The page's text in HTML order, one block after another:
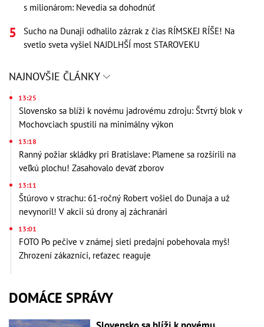
s milionárom: Nevedia sa dohodnúť
Sucho na Dunaji odhalilo zázrak z čias RÍMSKEJ RÍŠE! Na
svetlo sveta vyšiel NAJDLHŠÍ most STAROVEKU
NAJNOVŠIE ČLÁNKY
13:25
Slovensko sa blíži k novému jadrovému zdroju: Štvrtý blok v
Mochovciach spustili na minimálny výkon
13:18
Ranný požiar skládky pri Bratislave: Plamene sa rozšírili na
veľkú plochu! Zasahovalo deväť zborov
13:11
Štúrovo v strachu: 61-ročný Robert vošiel do Dunaja a už
nevynoril! V akcii sú drony aj záchranári
13:01
FOTO Po pečive v známej sieti predajní pobehovala myš!
Zhrození zákazníci, reťazec reaguje
DOMÁCE SPRÁVY